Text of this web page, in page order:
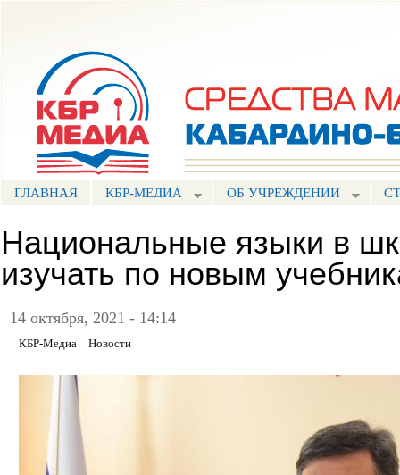
ГЛАВНАЯ КБР-МЕДИА ОБ УЧРЕЖДЕНИИ
Национальные языки в
изучать по новым
14 октября, 2021 - 14:14
КБР-Медиа Новости